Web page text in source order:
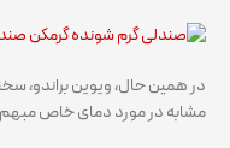
در همین حال، ویوین براندو،
مشابه در مورد دمای خاص مبهم